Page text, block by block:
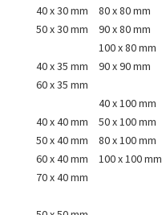
40 x 30 mm
80 x 80 mm
50 x 30 mm
90 x 80 mm
100 x 80 mm
40 x 35 mm
90 x 90 mm
60 x 35 mm
40 x 100 mm
40 x 40 mm
50 x 100 mm
50 x 40 mm
80 x 100 mm
60 x 40 mm
100 x 100 mm
70 x 40 mm